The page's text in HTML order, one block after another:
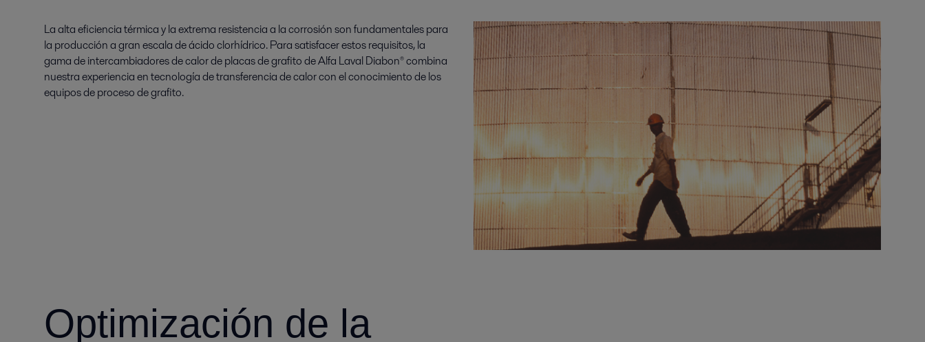
La alta eficiencia térmica y la extrema resistencia a la corrosión son fundamentales para
la producción a gran escala de ácido clorhídrico. Para satisfacer estos requisitos, la
gama de intercambiadores de calor de placas de grafito de Alfa Laval Diabon® combina
nuestra experiencia en tecnología de transferencia de calor con el conocimiento de los
equipos de proceso de grafito.
Optimización de la